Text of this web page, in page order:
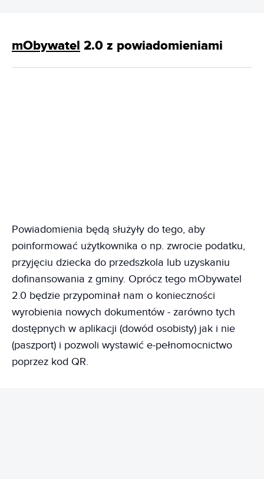
mObywatel 2.0 z powiadomieniami
Powiadomienia będą służyły do tego, aby
poinformować użytkownika o np. zwrocie podatku,
przyjęciu dziecka do przedszkola lub uzyskaniu
dofinansowania z gminy. Oprócz tego mObywatel
2.0 będzie przypominał nam o konieczności
wyrobienia nowych dokumentów - zarówno tych
dostępnych w aplikacji (dowód osobisty) jak i nie
(paszport) i pozwoli wystawić e-pełnomocnictwo
poprzez kod QR.